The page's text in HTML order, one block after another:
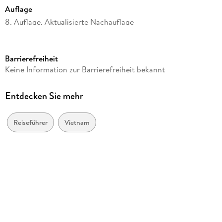
Auflage
8. Auflage, Aktualisierte Nachauflage
Reihe
Autor/Autorin
Verlag/Hersteller
Dumont Reise Vlg GmbH + C
Barrierefreiheit
Keine Information zur Barrierefreiheit bekannt
Entdecken Sie mehr
Reiseführer Vietnam